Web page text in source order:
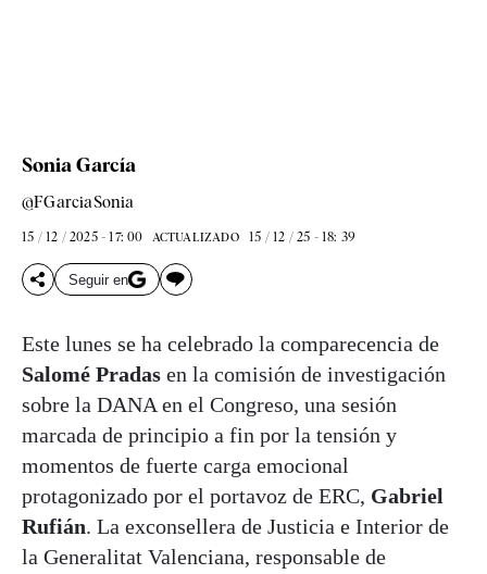
Sonia García
@FGarciaSonia
15 / 12 / 2025 - 17: 00 ACTUALIZADO 15 / 12 / 25 - 18: 39
Seguir en
Este lunes se ha celebrado la comparecencia de
Salomé Pradas en la comisión de investigación
sobre la DANA en el Congreso, una sesión
marcada de principio a fin por la tensión y
momentos de fuerte carga emocional
protagonizado por el portavoz de ERC, Gabriel
Rufián. La exconsellera de Justicia e Interior de
la Generalitat Valenciana, responsable de